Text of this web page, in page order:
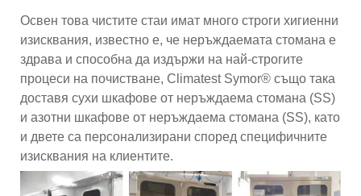
Освен това чистите стаи имат много строги хигиенни
изисквания, известно е, че неръждаемата стомана е
здрава и способна да издържи на най-строгите
процеси на почистване, Climatest Symor® също така
доставя сухи шкафове от неръждаема стомана (SS)
и азотни шкафове от неръждаема стомана (SS), като
и двете са персонализирани според специфичните
изисквания на клиентите.